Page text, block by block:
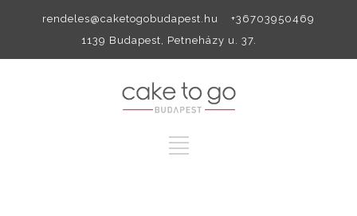
rendeles@caketogobudapest.hu +36703950469
1139 Budapest, Petneházy u. 37.